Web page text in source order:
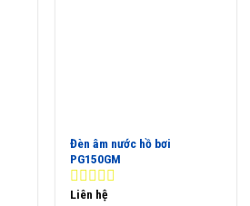
Đèn âm nước hồ bơi
PG150GM
0
Liên hệ